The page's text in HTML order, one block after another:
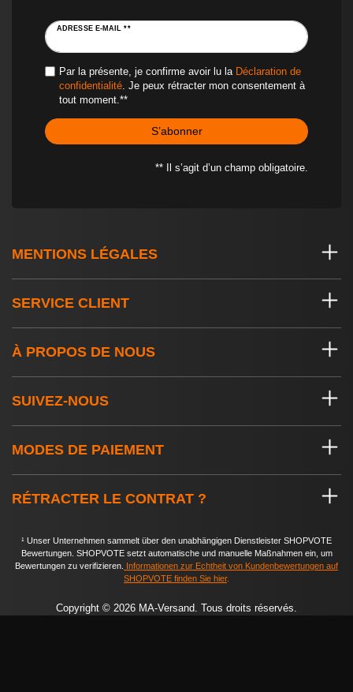
ADRESSE E-MAIL **
Par la présente, je confirme avoir lu la Déclaration de
confidentialité. Je peux rétracter mon consentement à
tout moment.**
S’abonner
** Il s’agit d’un champ obligatoire.
MENTIONS LÉGALES
SERVICE CLIENT
À PROPOS DE NOUS
SUIVEZ-NOUS
MODES DE PAIEMENT
RÉTRACTER LE CONTRAT ?
¹ Unser Unternehmen sammelt über den unabhängigen Dienstleister SHOPVOTE
Bewertungen. SHOPVOTE setzt automatische und manuelle Maßnahmen ein, um
Bewertungen zu verifizieren. Informationen zur Echtheit von Kundenbewertungen auf
SHOPVOTE finden Sie hier.
Copyright © 2026 MA-Versand. Tous droits réservés.